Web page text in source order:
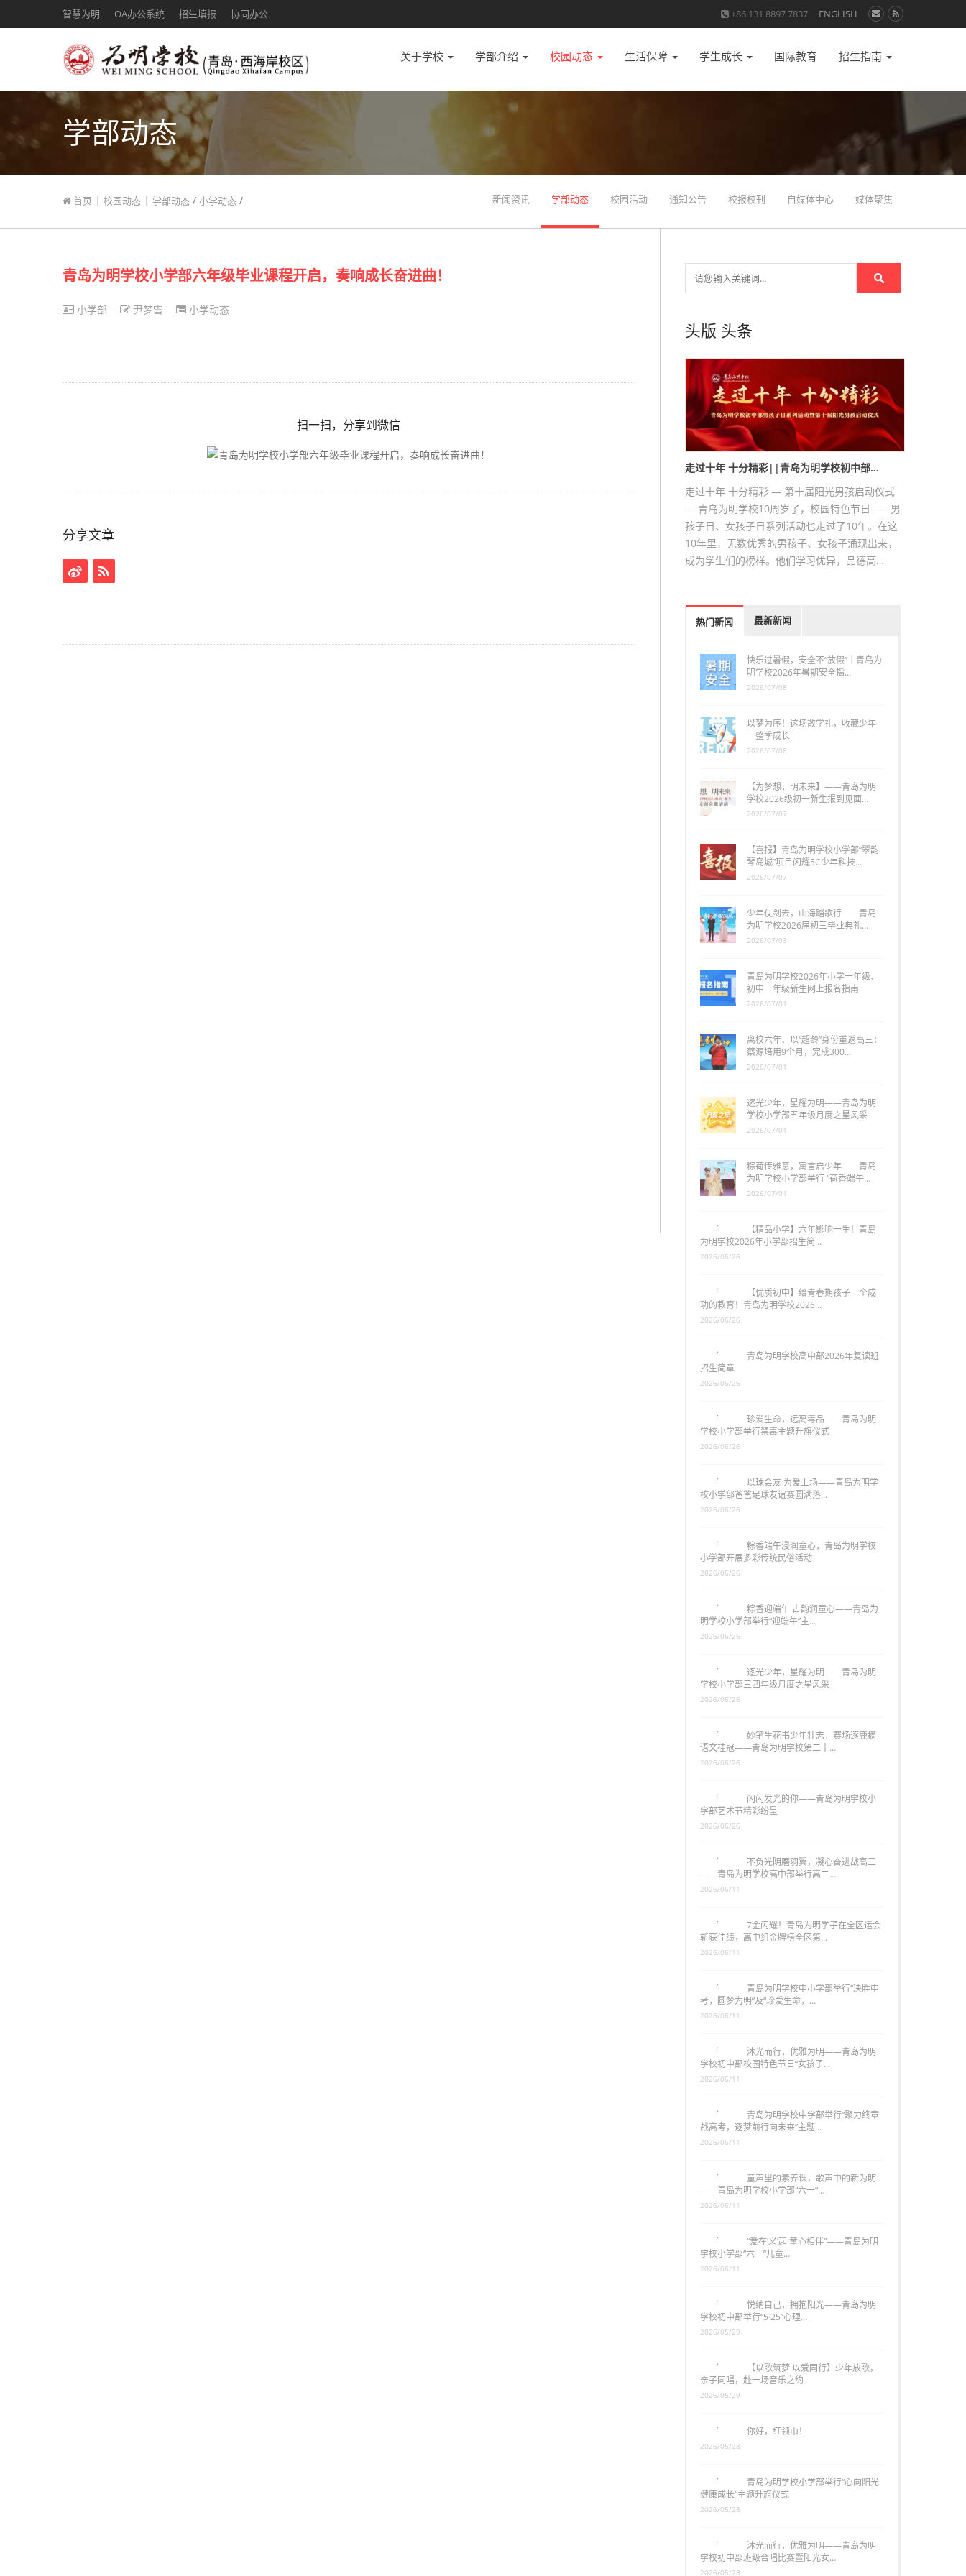
智慧为明 OA办公系统 招生填报 协同办公 +86 131 8897 7837 ENGLISH
关于学校 学部介绍 校园动态 生活保障 学生成长 国际教育 招生指南
学部动态
首页 | 校园动态 | 学部动态 / 小学动态 / 新闻资讯 学部动态 校园活动 通知公告 校报校刊 自媒体中心 媒体聚焦
青岛为明学校小学部六年级毕业课程开启，奏响成长奋进曲！
小学部 尹梦雪 小学动态
扫一扫，分享到微信
分享文章
头版 头条
走过十年 十分精彩||青岛为明学校初中部…
走过十年 十分精彩 — 第十届阳光男孩启动仪式
— 青岛为明学校10周岁了，校园特色节日——男
孩子日、女孩子日系列活动也走过了10年。在这
10年里，无数优秀的男孩子、女孩子涌现出来，
成为学生们的榜样。他们学习优异，品德高…
热门新闻 最新新闻
快乐过暑假，安全不“放假”｜青岛为
明学校2026年暑期安全指…
2026/07/08
以梦为序！这场散学礼，收藏少年
一整季成长
2026/07/08
【为梦想，明未来】——青岛为明
学校2026级初一新生报到见面…
2026/07/07
【喜报】青岛为明学校小学部“翠韵
琴岛城”项目闪耀5C少年科技…
2026/07/07
少年仗剑去，山海踏歌行——青岛
为明学校2026届初三毕业典礼…
2026/07/03
青岛为明学校2026年小学一年级、
初中一年级新生网上报名指南
2026/07/01
离校六年、以“超龄”身份重返高三：
蔡源培用9个月，完成300…
2026/07/01
逐光少年，星耀为明——青岛为明
学校小学部五年级月度之星风采
2026/07/01
粽荷传雅意，寓言启少年——青岛
为明学校小学部举行 “荷香端午…
2026/07/01
【精品小学】六年影响一生！青岛
为明学校2026年小学部招生简…
2026/06/26
【优质初中】给青春期孩子一个成
功的教育！青岛为明学校2026…
青岛为明学校高中部2026年复读班
珍爱生命，远离毒品——青岛为明
学校小学部举行禁毒主题升旗仪式
以球会友 为爱上场——青岛为明学
校小学部爸爸足球友谊赛圆满落…
粽香端午浸润童心，青岛为明学校
小学部开展多彩传统民俗活动
粽香迎端午 古韵润童心——青岛为
明学校小学部举行“迎端午”主…
2026/06/26
逐光少年，星耀为明——青岛为明
学校小学部三四年级月度之星风采
妙笔生花书少年壮志，赛场逐鹿摘
语文桂冠——青岛为明学校第二十…
2026/06/26
闪闪发光的你——青岛为明学校小
学部艺术节精彩纷呈
2026/06/26
不负光阴磨羽翼，凝心奋进战高三
——青岛为明学校高中部举行高二…
2026/06/11
7金闪耀！青岛为明学子在全区运会
斩获佳绩，高中组金牌榜全区第…
2026/06/11
青岛为明学校中小学部举行“决胜中
考，圆梦为明”及“珍爱生命，…
2026/06/11
沐光而行，优雅为明——青岛为明
学校初中部校园特色节日“女孩子…
2026/06/11
青岛为明学校中学部举行“聚力终章
战高考，逐梦前行向未来”主题…
2026/06/11
童声里的素养课，歌声中的新为明
——青岛为明学校小学部“六一”…
2026/06/11
“爱在‘义’起·童心相伴”——青岛为明
学校小学部“六一”儿童…
2026/06/11
悦纳自己，拥抱阳光——青岛为明
学校初中部举行“5·25”心理…
2026/05/29
【以歌筑梦·以爱同行】少年放歌，
亲子同唱，赴一场音乐之约
2026/05/29
你好，红领巾！
2026/05/28
青岛为明学校小学部举行“心向阳光
健康成长”主题升旗仪式
2026/05/28
沐光而行，优雅为明——青岛为明
学校初中部班级合唱比赛暨阳光女…
2026/05/28